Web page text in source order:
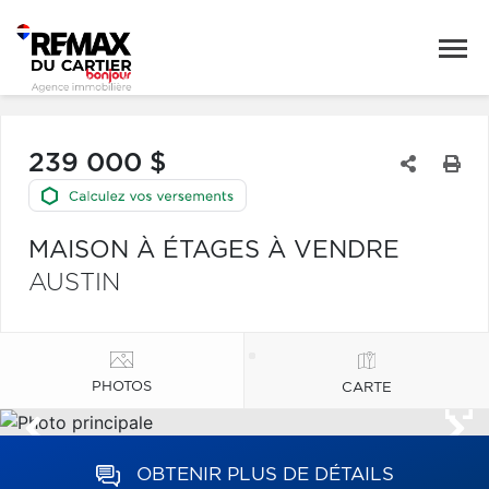
239 000 $
MAISON À ÉTAGES À VENDRE
AUSTIN
PHOTOS CARTE
OBTENIR PLUS DE DÉTAILS